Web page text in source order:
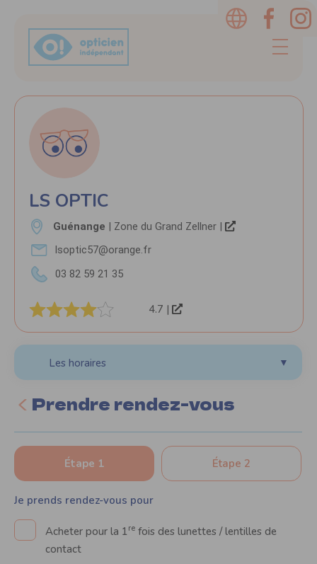
LS OPTIC
Guénange | Zone du Grand Zellner |
lsoptic57@orange.fr
03 82 59 21 35
4.7 |
Les horaires ▼
Prendre rendez-vous
Étape 1 Étape 2
Je prends rendez-vous pour
Acheter pour la 1re fois des lunettes / lentilles de
contact